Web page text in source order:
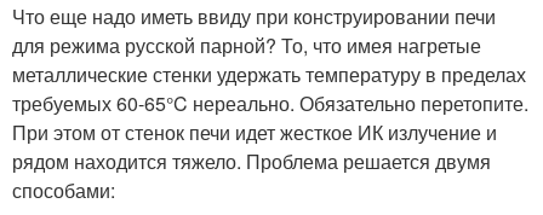
Что еще надо иметь ввиду при конструировании печи
для режима русской парной? То, что имея нагретые
металлические стенки удержать температуру в пределах
требуемых 60-65°C нереально. Обязательно перетопите.
При этом от стенок печи идет жесткое ИК излучение и
рядом находится тяжело. Проблема решается двумя
способами: